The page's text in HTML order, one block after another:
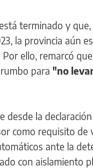
terminado y que,
la provincia aún
ello, remarcó
para "no
desde la declaración
como requisito de
ante la
con aislamiento